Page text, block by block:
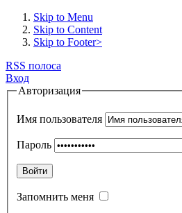
Skip to Menu
Skip to Content
Skip to Footer>
RSS полоса
Вход
Авторизация
Имя пользователя
Пароль
Войти
Запомнить меня